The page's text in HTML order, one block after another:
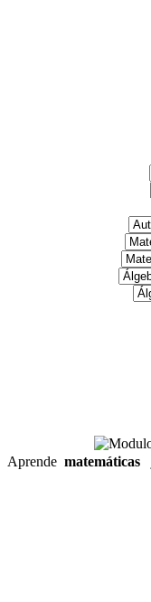
Aprende matemáticas